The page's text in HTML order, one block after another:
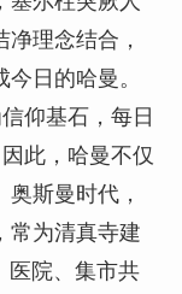
理念结合，
日的哈曼。
仰基石，每日
此，哈曼不仅
斯曼时代，
常为清真寺建
医院、集市共